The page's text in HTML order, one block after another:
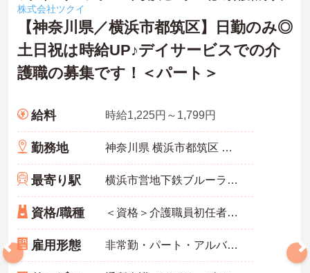
株式会社ツクイ
【神奈川県／横浜市都筑区】日勤のみ◎
土日祝は時給UP♪デイサービスでの介
護職の募集です！＜パート＞
給料 時給1,225円～1,799円
勤務地 神奈川県 横浜市都筑区 中川中央1-39-44
最寄り駅 横浜市営地下鉄ブルーライン(あざみ野－湘南台)「センター北駅」徒歩4分
資格/職種 ＜資格＞介護職員初任者研修(旧ヘルパー2級)以上 必須 ＜経験＞不問
雇用形態 非常勤・パート・アルバイト